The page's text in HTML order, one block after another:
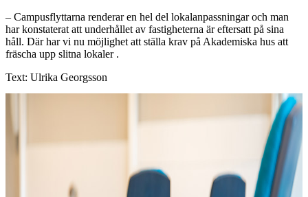
– Campusflyttarna renderar en hel del lokalanpassningar och man
har konstaterat att underhållet av fastigheterna är eftersatt på sina
håll. Där har vi nu möjlighet att ställa krav på Akademiska hus att
fräscha upp slitna lokaler .
Text: Ulrika Georgsson